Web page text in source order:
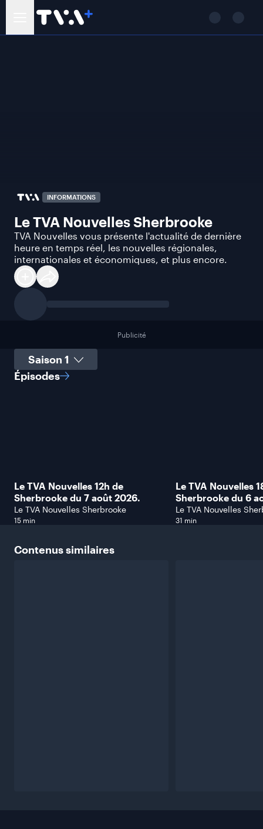
INFORMATIONS
Le TVA Nouvelles Sherbrooke
TVA Nouvelles vous présente l'actualité de dernière
heure en temps réel, les nouvelles régionales,
internationales et économiques, et plus encore.
Publicité
Sélectionner une saison
Épisodes
Le TVA Nouvelles 12h de
Sherbrooke du 7 août 2026.
Le TVA Nouvelles Sherbrooke
15 min
Le TVA Nouvelles
Sherbrooke du 6
Le TVA Nouvelles
31 min
Contenussimilaires